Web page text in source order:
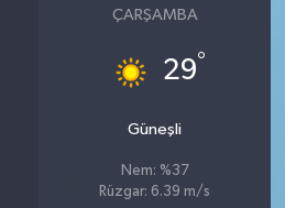
ÇARŞAMBA
29°
Güneşli
Nem: %37
Rüzgar: 6.39 m/s